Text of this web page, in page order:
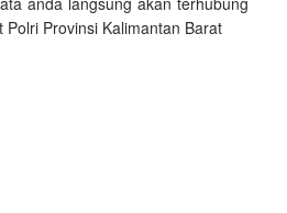
Polri Provinsi Kalimantan Barat